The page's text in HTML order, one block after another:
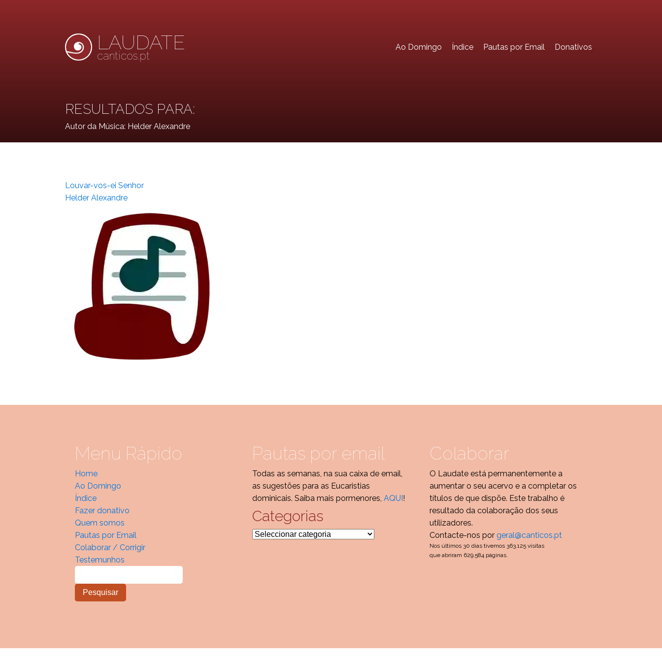
LAUDATE
canticos.pt
Ao Domingo Índice Pautas por Email Donativos
RESULTADOS PARA:
Autor da Música: Helder Alexandre
Louvar-vos-ei Senhor
Helder Alexandre
Menu Rápido
Home
Ao Domingo
Índice
Fazer donativo
Quem somos
Pautas por Email
Colaborar / Corrigir
Testemunhos
Pautas por email
Todas as semanas, na sua caixa de email,
as sugestões para as Eucaristias
dominicais. Saiba mais pormenores, AQUI!
Categorias
Categorias
Colaborar
O Laudate está permanentemente a
aumentar o seu acervo e a completar os
títulos de que dispõe. Este trabalho é
resultado da colaboração dos seus
utilizadores.
Contacte-nos por geral@canticos.pt
Nos últimos 30 dias tivemos 363.125 visitas
que abriram 629.584 páginas.